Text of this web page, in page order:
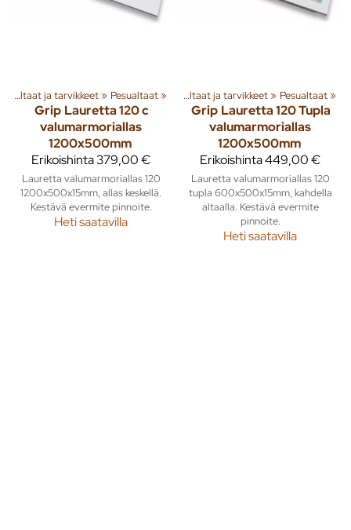
Pesualtaat ja tarvikkeet‪» Pesualtaat‪»
Grip Lauretta 120 c
valumarmoriallas
1200x500mm
Erikoishinta379,00 €
Lauretta valumarmoriallas 120
1200x500x15mm, allas keskellä.
Kestävä evermite pinnoite.
Heti saatavilla
‪»Sisusta‪»Kylpyhuone ja wc‪» Pesualtaat ja tarvikkeet‪» Pesualtaat‪»
Grip Lauretta 120 Tupla
valumarmoriallas
1200x500mm
Erikoishinta449,00 €
Lauretta valumarmoriallas 120
tupla 600x500x15mm, kahdella
altaalla. Kestävä evermite
pinnoite.
Heti saatavilla